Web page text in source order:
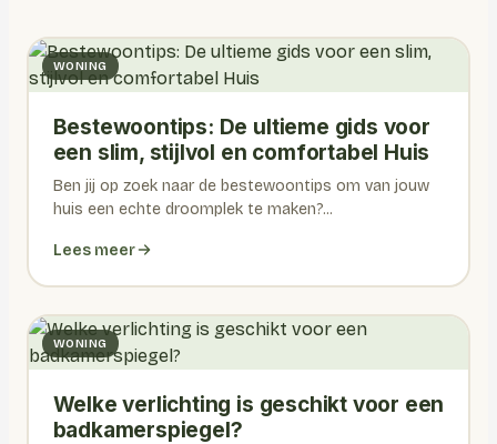
WONING
Bestewoontips: De ultieme gids voor
een slim, stijlvol en comfortabel Huis
Ben jij op zoek naar de bestewoontips om van jouw
huis een echte droomplek te maken?...
Lees meer
WONING
Welke verlichting is geschikt voor een
badkamerspiegel?